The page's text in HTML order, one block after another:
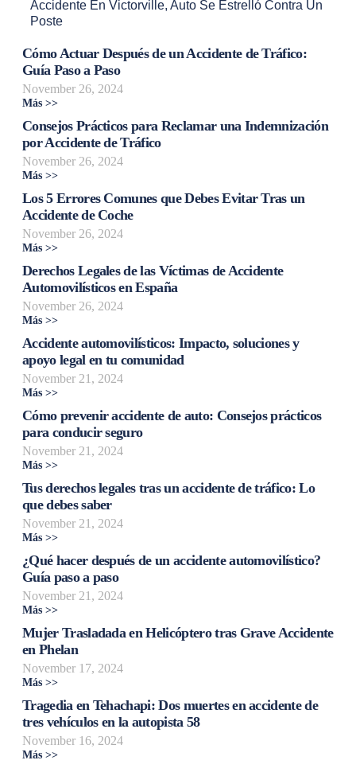
Accidente En Victorville, Auto Se Estrelló Contra Un
Poste
Cómo Actuar Después de un Accidente de Tráfico:
Guía Paso a Paso
November 26, 2024
Más >>
Consejos Prácticos para Reclamar una Indemnización
por Accidente de Tráfico
November 26, 2024
Más >>
Los 5 Errores Comunes que Debes Evitar Tras un
Accidente de Coche
November 26, 2024
Más >>
Derechos Legales de las Víctimas de Accidente
Automovilísticos en España
November 26, 2024
Más >>
Accidente automovilísticos: Impacto, soluciones y
apoyo legal en tu comunidad
November 21, 2024
Más >>
Cómo prevenir accidente de auto: Consejos prácticos
para conducir seguro
November 21, 2024
Más >>
Tus derechos legales tras un accidente de tráfico: Lo
que debes saber
November 21, 2024
Más >>
¿Qué hacer después de un accidente automovilístico?
Guía paso a paso
November 21, 2024
Más >>
Mujer Trasladada en Helicóptero tras Grave Accidente
en Phelan
November 17, 2024
Más >>
Tragedia en Tehachapi: Dos muertes en accidente de
tres vehículos en la autopista 58
November 16, 2024
Más >>